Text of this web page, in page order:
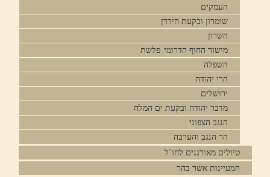
העמקים
שומרון ובקעת הירדן
השרון
מישור החוף הדרומי, פלשת
השפלה
הרי יהודה
ירושלים
מדבר יהודה ובקעת ים המלח
הנגב הצפוני
הר הנגב והערבה
טיולים מאורגנים לחו"ל
המעיינות אשר בהר